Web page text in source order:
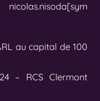
au capital de 100
– RCS Clermont